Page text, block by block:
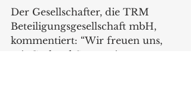
Der Gesellschafter, die TRM
Beteiligungsgesellschaft mbH,
kommentiert: “Wir freuen uns,
mit Gerhard Sturm einen